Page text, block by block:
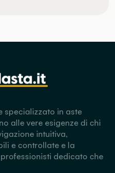
specializzato in aste
alle vere esigenze di chi
intuitiva,
e controllate e la
dedicato che